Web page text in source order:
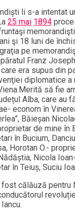
li s-a intentat
25 mai 1894
şi 18 luni de
pe
Franz
era supus din
diplomatice a
să fie
Alba, care au
econom în
Băieșan
de mine în
în Bucium,
Horotan O.-
Nicola
în Teiuș, Suciu
fost călăuză pentru